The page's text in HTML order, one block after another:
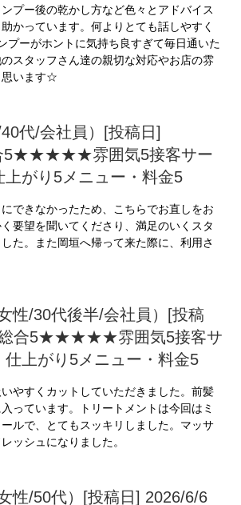
プー後の乾かし方など色々とアドバイス
かっています。何よりとても話しやすく
プーがホントに気持ち良すぎて毎日通いた
スタッフさん達の親切な対応やお店の雰
思います☆
代/会社員）[投稿日]
5★★★★★雰囲気5接客サー
上がり5メニュー・料金5
できなかったため、こちらでお直しをお
要望を聞いてくださり、満足のいくスタ
た。また岡垣へ帰って来た際に、利用さ
性/30代後半/会社員）[投稿
総合5★★★★★雰囲気5接客サ
仕上がり5メニュー・料金5
やすくカットしていただきました。前髪
っています。トリートメントは今回はミ
ルで、とてもスッキリしました。マッサ
ッシュになりました。
性/50代）[投稿日] 2026/6/6